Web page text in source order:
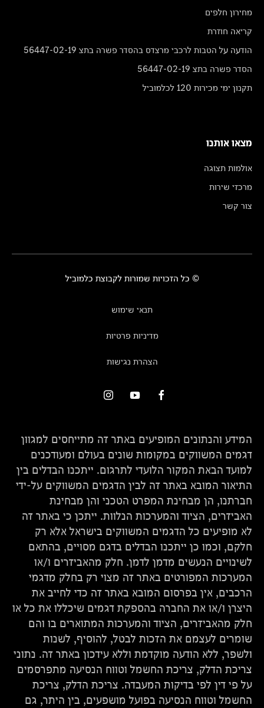
מחירון חלפים
קריאה חוזרת
הודעה על הטבות לרכבי מרצדס בהסדר פשרה בתצ 56447-02-19
הסדר פשרה בתצ 56447-02-19
תקנון ימי מכירות 120 לכלמוביל
מצאו אותנו
אולמות תצוגה
מרכזי שירות
צור קשר
© כל הזכויות שמורות לקבוצת כלמוביל
תנאי שימוש
מדיניות פרטיות
הצהרת נגישות
המידע והנתונים המופיעים באתר זה מתייחסים למגוון
דגמים המשווקים במקומות שונים בעולם ומעודכנים
למועד הבאת המקור הלועדי לתרגום. ייתכנו הבדלים בין
התיאור המובא באתר זה לבין הדגמים המשווקים על-ידי
חברתנו, הן מבחינת המפרט הטכני והן מבחינת
האביזרים, הציוד והמערכות הנלוות. ייתכן כי באתר זה
לא מופיעים כל הדגמים המשווקים בישראל אלא רק
חלקם, וכמו כן ייתכנו הבדלים בדגם מסויים, בהתאם
לשינויים הנעשים מדמן לדמן. חלק מהאביזרים ו/או
המערכות המפורטים באתר זה מצוי רק בחלק מדגמי
הרכבים, אין בפרסום המובא באתר זה כדי לחייב את
היצרן ו/או את החברה בהספקת דגמים שיכללו את כל או
חלק מהאביזרים, הציוד והמערכות המתוארים בו והם
שומרים לעצמם את הזכות לבטל, להוסיף, לשנות
ולשפר, ללא הודעה מוקדמת וללא עידכון באתר זה. נתוני
צריכת הדלק, צריכת החשמל וטווח הנסיעה מתפרסמים
על פי דין לפי בדיקות המעבדה. צריכת הדלק, צריכת
החשמל וטווח הנסיעה בפועל מושפעים, בין היתר, גם